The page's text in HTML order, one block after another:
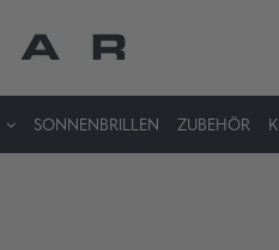
SONNENBRILLEN ZUBEHÖR